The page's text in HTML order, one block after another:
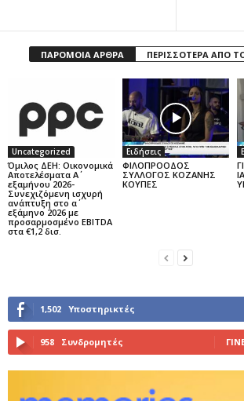
ΠΑΡΟΜΟΙΑ ΑΡΘΡΑ ΠΕΡΙΣΣΟΤΕΡΑ ΑΠΟ
Uncategorized
Όμιλος ΔΕΗ: Οικονομικά
Αποτελέσματα Α΄
εξαμήνου 2026-
Συνεχιζόμενη ισχυρή
ανάπτυξη στο α΄
εξάμηνο 2026 με
προσαρμοσμένο EBITDA
στα €1,2 δισ.
Ειδήσεις
ΦΙΛΟΠΡΟΟΔΟΣ
ΣΥΛΛΟΓΟΣ ΚΟΖΑΝΗΣ
ΚΟΥΠΕΣ
1,502 Υποστηρικτές
958 Συνδρομητές